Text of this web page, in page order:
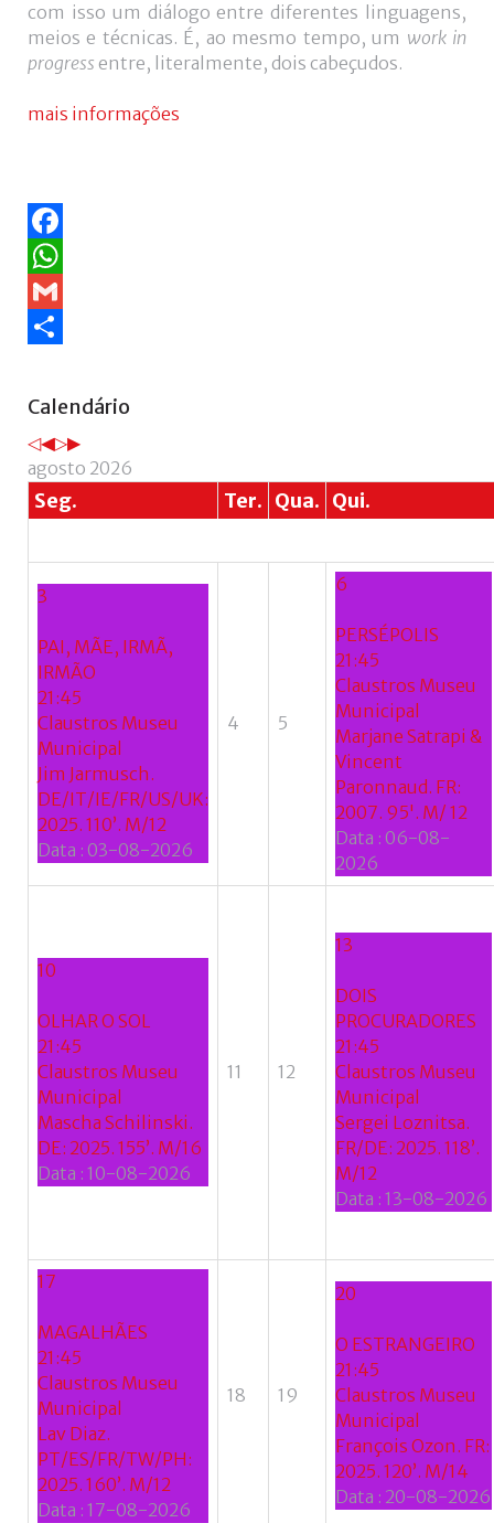
com isso um diálogo entre diferentes linguagens,
meios e técnicas. É, ao mesmo tempo, um work in
progress entre, literalmente, dois cabeçudos.
mais informações
Facebook
WhatsApp
Gmail
Calendário
AnoMês
Próximo
Próximo
agosto 2026
Seg. Ter. Qua. Qui.
3
PAI, MÃE, IRMÃ,
IRMÃO
21:45
Claustros Museu
Municipal
Jim Jarmusch.
DE/IT/IE/FR/US/UK:
2025. 110’. M/12
Data : 03-08-2026
4 5
6
PERSÉPOLIS
21:45
Claustros Museu
Municipal
Marjane Satrapi &
Vincent
Paronnaud. FR:
2007. 95'. M/ 12
Data : 06-08-
2026
10
OLHAR O SOL
21:45
Claustros Museu
Municipal
Mascha Schilinski.
DE: 2025. 155’. M/16
Data : 10-08-2026
11 12
13
DOIS
PROCURADORES
21:45
Claustros Museu
Municipal
Sergei Loznitsa.
FR/DE: 2025. 118’.
M/12
Data : 13-08-2026
17
MAGALHÃES
21:45
Claustros Museu
Municipal
Lav Diaz.
PT/ES/FR/TW/PH:
2025. 160’. M/12
Data : 17-08-2026
18 19
20
O ESTRANGEIRO
21:45
Claustros Museu
Municipal
François Ozon. FR:
2025. 120’. M/14
Data : 20-08-2026